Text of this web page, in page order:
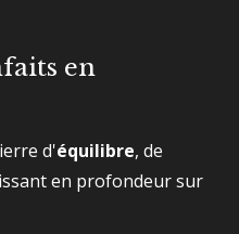
en
d'équilibre, de
en profondeur sur